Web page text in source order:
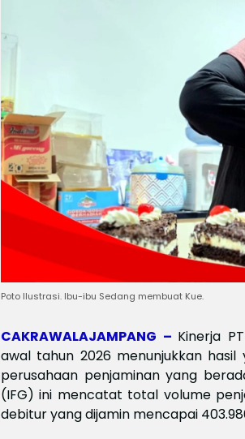
Poto Ilustrasi. Ibu-ibu Sedang membuat Kue.
CAKRAWALAJAMPANG – Kinerja
awal tahun 2026 menunjukkan hasil
perusahaan penjaminan yang
(IFG) ini mencatat total volume
debitur yang dijamin mencapai